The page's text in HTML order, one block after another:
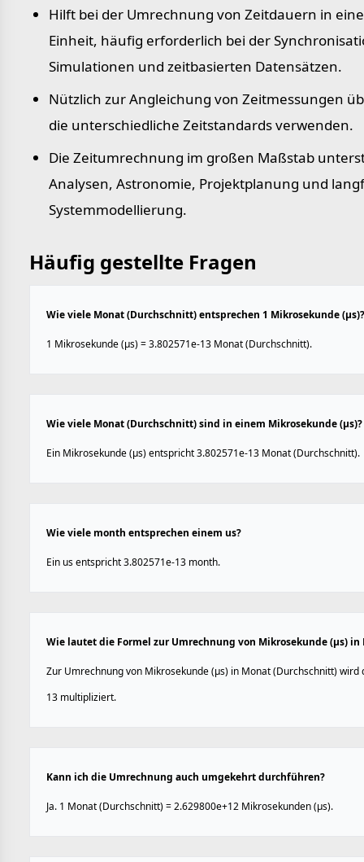
Hilft bei der Umrechnung von Zeitdauern in
Einheit, häufig erforderlich bei der
Simulationen und zeitbasierten Datensätzen.
Nützlich zur Angleichung von Zeitmessungen
die unterschiedliche Zeitstandards verwenden.
Die Zeitumrechnung im großen Maßstab
Analysen, Astronomie, Projektplanung und
Systemmodellierung.
Häufig gestellte Fragen
Wie viele Monat (Durchschnitt) entsprechen 1 Mikrosekunde (µs)?
1 Mikrosekunde (µs) = 3.802571e-13 Monat (Durchschnitt).
Wie viele Monat (Durchschnitt) sind in einem Mikrosekunde (µs)?
Ein Mikrosekunde (µs) entspricht 3.802571e-13 Monat (Durchschnitt).
Wie viele month entsprechen einem us?
Ein us entspricht 3.802571e-13 month.
Wie lautet die Formel zur Umrechnung von Mikrosekunde (µs)
Zur Umrechnung von Mikrosekunde (µs) in Monat (Durchschnitt) wird
13 multipliziert.
Kann ich die Umrechnung auch umgekehrt durchführen?
Ja. 1 Monat (Durchschnitt) = 2.629800e+12 Mikrosekunden (µs).